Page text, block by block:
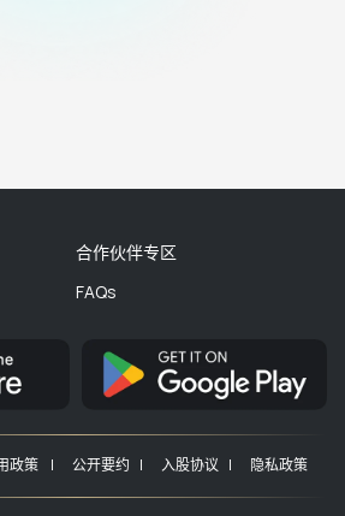
合作伙伴专区
FAQs
政策 | 公开要约 | 入股协议 | 隐私政策